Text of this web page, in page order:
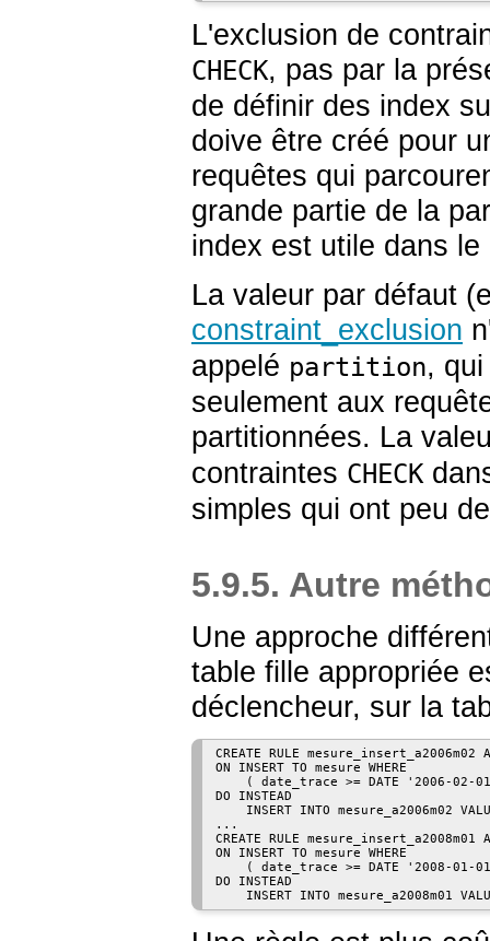
L'exclusion de
CHECK, pas par la
de définir des index
doive être créé pour
requêtes qui
grande partie de la
index est utile dans
La valeur par défaut
constraint_exclusion
appelé partition,
seulement aux
partitionnées. La
contraintes CHECK
simples qui ont peu
5.9.5. Autre
Une approche
table fille appropriée
déclencheur, sur la
CREATE RULE mesure_insert_a2006m02
ON INSERT TO mesure WHERE
( date_trace >= DATE '2006-02-
DO INSTEAD
INSERT INTO mesure_a2006m02
...
CREATE RULE mesure_insert_a2008m01
ON INSERT TO mesure WHERE
( date_trace >= DATE '2008-01-
DO INSTEAD